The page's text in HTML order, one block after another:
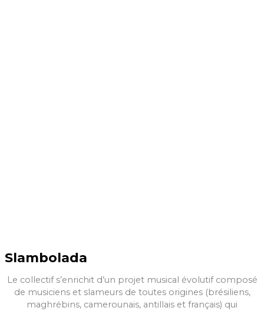
Slambolada
Le collectif s’enrichit d’un projet musical évolutif composé
de musiciens et slameurs de toutes origines (brésiliens,
maghrébins, camerounais, antillais et français) qui